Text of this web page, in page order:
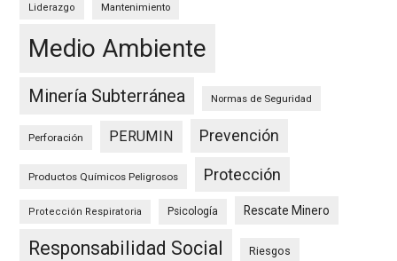
Liderazgo Mantenimiento
Medio Ambiente
Minería Subterránea Normas de Seguridad
Perforación PERUMIN Prevención
Productos Químicos Peligrosos Protección
Protección Respiratoria Psicología Rescate Minero
Responsabilidad Social Riesgos